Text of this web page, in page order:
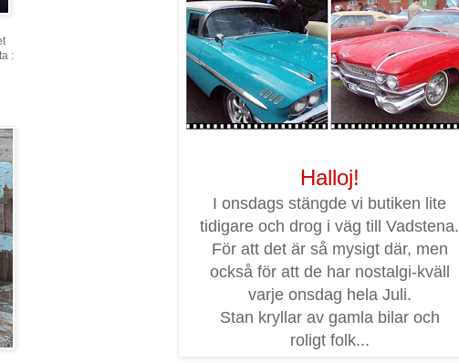
Halloj!
I onsdags stängde vi butiken lite
tidigare och drog i väg till Vadstena.
För att det är så mysigt där, men
också för att de har nostalgi-kväll
varje onsdag hela Juli.
Stan kryllar av gamla bilar och
roligt folk...
: